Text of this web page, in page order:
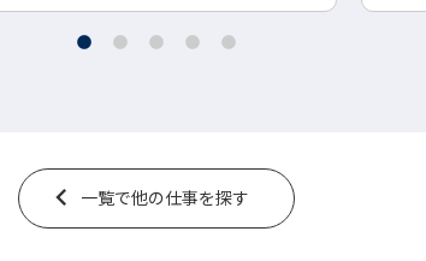
一覧で他の仕事を探す